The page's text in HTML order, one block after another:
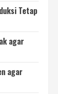
Tetap
agar
agar